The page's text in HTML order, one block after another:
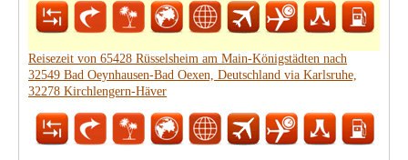
Reisezeit von 65428 Rüsselsheim am Main-Königstädten nach
32549 Bad Oeynhausen-Bad Oexen, Deutschland via Karlsruhe,
32278 Kirchlengern-Häver